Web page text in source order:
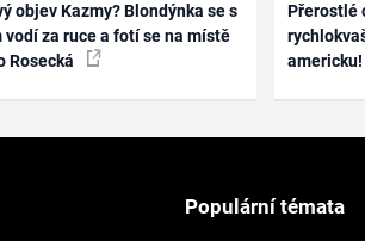
objev Kazmy? Blondýnka se s
vodí za ruce a fotí se na místě
Rosecká
Přerostlé
americku!
Populární témata